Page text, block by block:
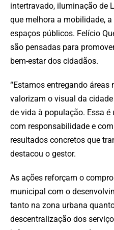
intertravado, iluminação de
que melhora a mobilidade,
espaços públicos. Felício
são pensadas para
bem-estar dos cidadãos.
“Estamos entregando
valorizam o visual da
de vida à população. Essa
com responsabilidade e
resultados concretos que
destacou o gestor.
As ações reforçam o
municipal com o
tanto na zona urbana
descentralização dos